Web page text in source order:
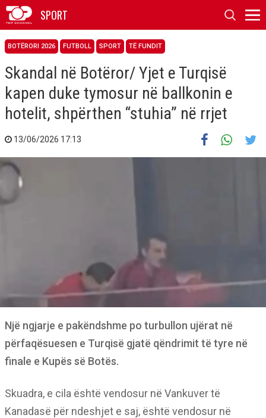
SPORT
BOTËRORI 2026 FUTBOLL SPORT TË FUNDIT
Skandal në Botëror/ Yjet e Turqisë
kapen duke tymosur në ballkonin e
hotelit, shpërthen “stuhia” në rrjet
13/06/2026 17:13
Një ngjarje e pakëndshme po turbullon ujërat në
përfaqësuesen e Turqisë gjatë qëndrimit të tyre në
finale e Kupës së Botës.
Skuadra, e cila është vendosur në Vankuver të
Kanadasë për ndeshjet e saj, është vendosur në